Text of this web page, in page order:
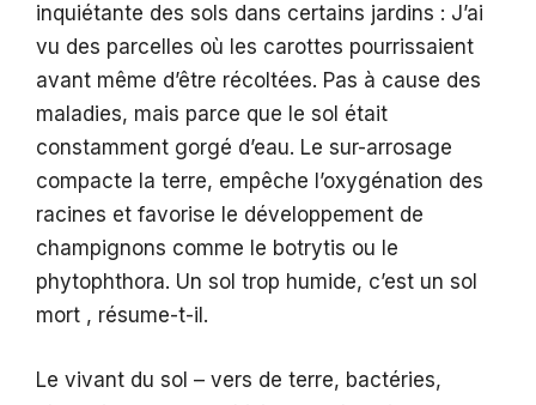
inquiétante des sols dans certains jardins : J’ai
vu des parcelles où les carottes pourrissaient
avant même d’être récoltées. Pas à cause des
maladies, mais parce que le sol était
constamment gorgé d’eau. Le sur-arrosage
compacte la terre, empêche l’oxygénation des
racines et favorise le développement de
champignons comme le botrytis ou le
phytophthora. Un sol trop humide, c’est un sol
mort , résume-t-il.
Le vivant du sol – vers de terre, bactéries,